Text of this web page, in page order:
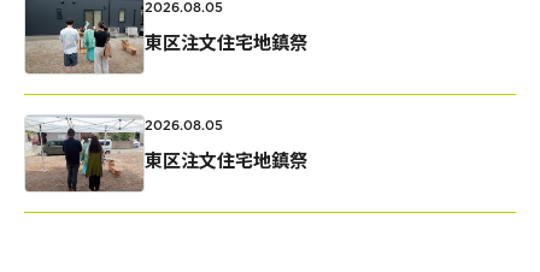
見学会のお申し込み
資料請求・お問い合わせ
2026.08.05
東区注文住宅地鎮祭
2026.08.05
東区注文住宅地鎮祭